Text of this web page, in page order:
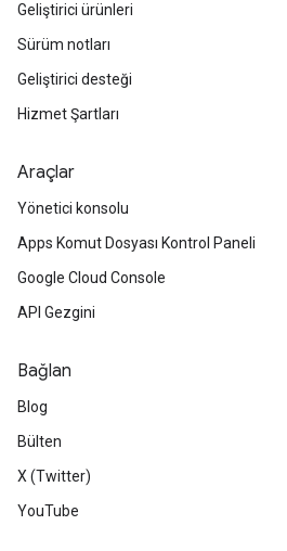
Geliştirici ürünleri
Sürüm notları
Geliştirici desteği
Hizmet Şartları
Araçlar
Yönetici konsolu
Apps Komut Dosyası Kontrol Paneli
Google Cloud Console
API Gezgini
Bağlan
Blog
Bülten
X (Twitter)
YouTube